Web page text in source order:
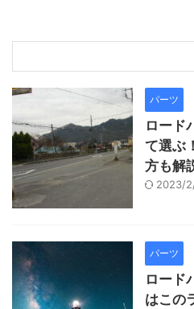
パーツ
ロード
て選ぶ
方も解
2023/
パーツ
ロード
はこの